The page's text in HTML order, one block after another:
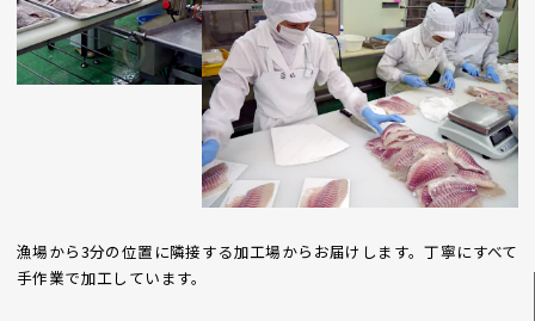
漁場から3分の位置に隣接する加工場からお届けします。丁寧にすべて
手作業で加工しています。